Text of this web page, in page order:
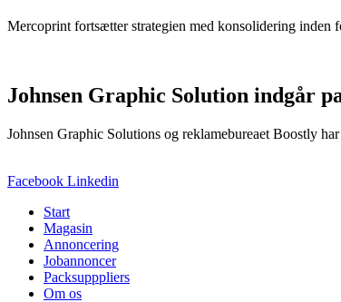
Mercoprint fortsætter strategien med konsolidering inden
Johnsen Graphic Solution indgår
Johnsen Graphic Solutions og reklamebureaet Boostly
Facebook Linkedin
Start
Magasin
Annoncering
Jobannoncer
Packsupppliers
Om os